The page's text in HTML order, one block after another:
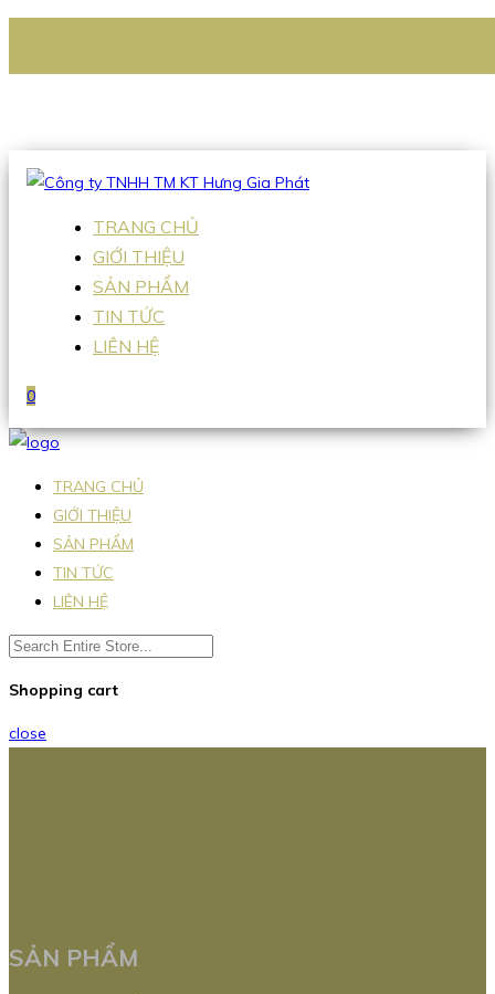
Hotline:0938 336 079
TRANG CHỦ
GIỚI THIỆU
SẢN PHẨM
TIN TỨC
LIÊN HỆ
0
TRANG CHỦ
GIỚI THIỆU
SẢN PHẨM
TIN TỨC
LIÊN HỆ
Shopping cart
close
SẢN PHẨM